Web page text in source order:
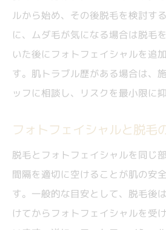
脱毛とフォトフェイシャ
ュール例
脱毛フォトフェイシャル
方法
ルから始め、その後脱毛を検討す
に、ムダ毛が気になる場合は脱毛
いた後にフォトフェイシャルを追
す。肌トラブル歴がある場合は、
ッフに相談し、リスクを最小限に
フォトフェイシャルと脱毛
脱毛とフォトフェイシャルを同じ
間隔を適切に空けることが肌の安
す。一般的な目安として、脱毛後
けてからフォトフェイシャルを受